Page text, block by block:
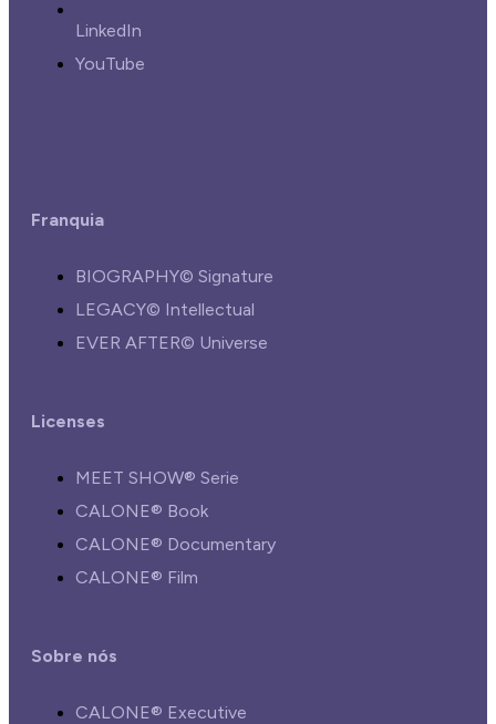
LinkedIn
YouTube
Franquia
BIOGRAPHY© Signature
LEGACY© Intellectual
EVER AFTER© Universe
Licenses
MEET SHOW® Serie
CALONE® Book
CALONE® Documentary
CALONE® Film
Sobre nós
CALONE® Executive